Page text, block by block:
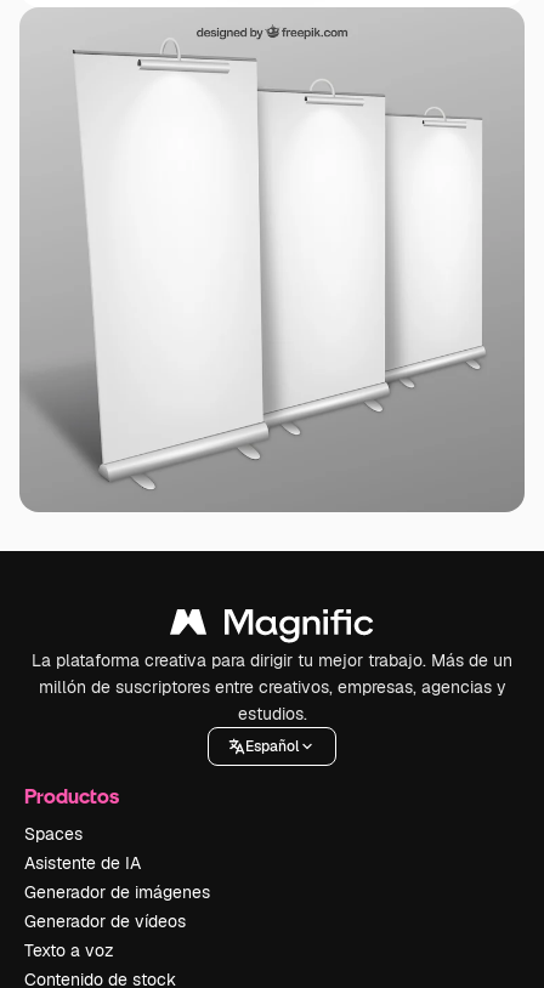
La plataforma creativa para dirigir tu mejor trabajo. Más de un
millón de suscriptores entre creativos, empresas, agencias y
estudios.
Español
Productos
Spaces
Asistente de IA
Generador de imágenes
Generador de vídeos
Texto a voz
Contenido de stock